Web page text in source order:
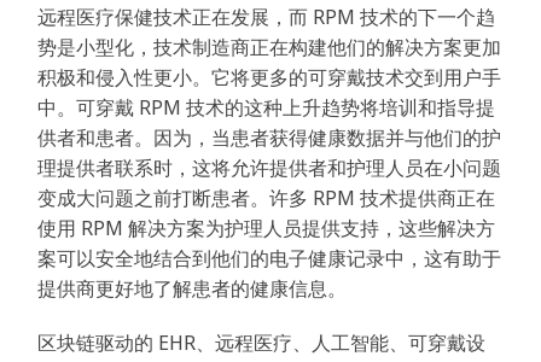
远程医疗保健技术正在发展，而 RPM 技术的下一个趋
势是小型化，技术制造商正在构建他们的解决方案更加
积极和侵入性更小。它将更多的可穿戴技术交到用户手
中。可穿戴 RPM 技术的这种上升趋势将培训和指导提
供者和患者。因为，当患者获得健康数据并与他们的护
理提供者联系时，这将允许提供者和护理人员在小问题
变成大问题之前打断患者。许多 RPM 技术提供商正在
使用 RPM 解决方案为护理人员提供支持，这些解决方
案可以安全地结合到他们的电子健康记录中，这有助于
提供商更好地了解患者的健康信息。
区块链驱动的 EHR、远程医疗、人工智能、可穿戴设